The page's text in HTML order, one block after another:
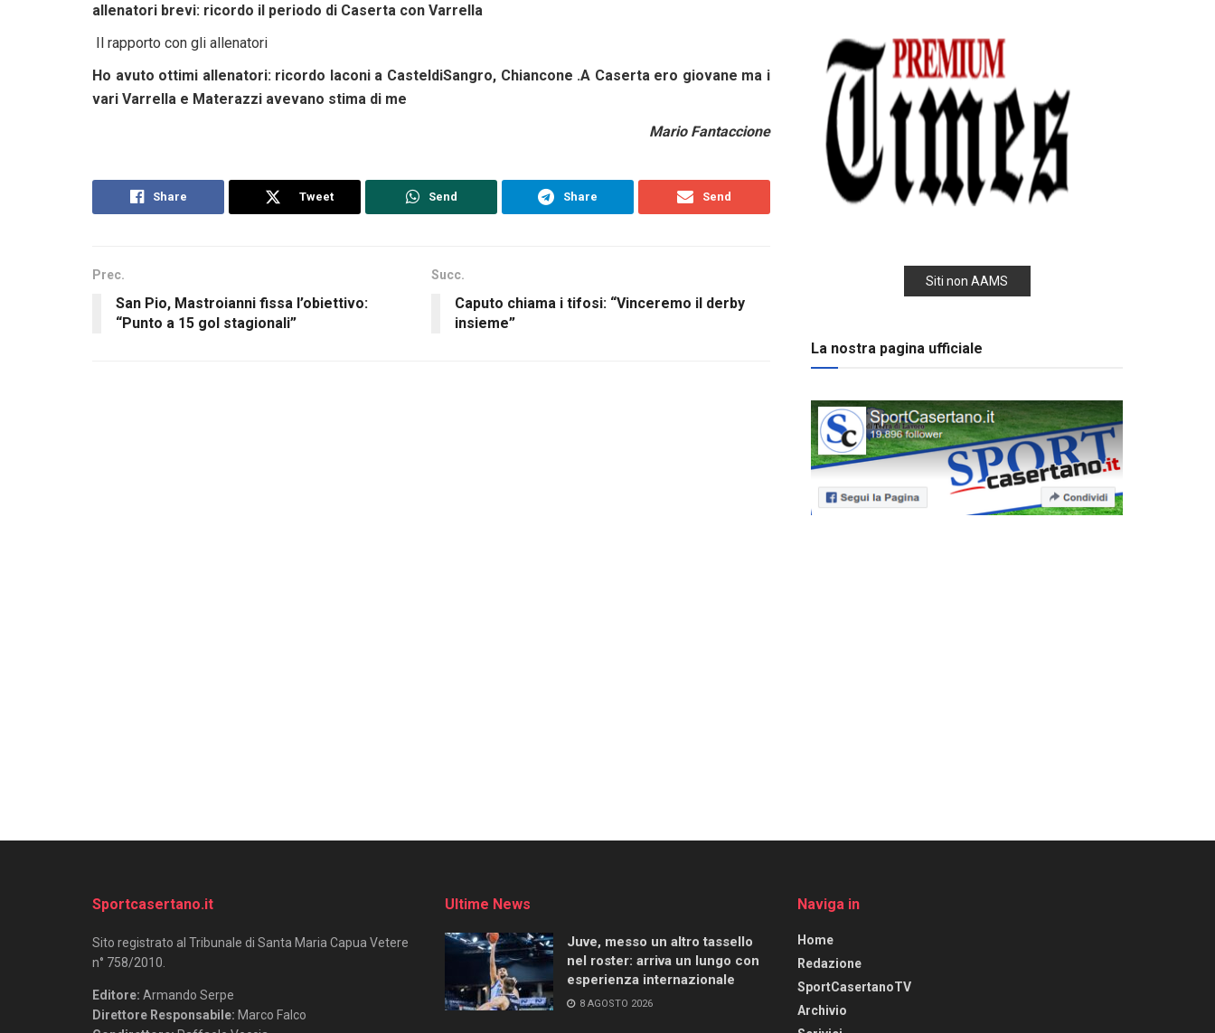
allenatori brevi: ricordo il periodo di Caserta con Varrella
Il rapporto con gli allenatori
Ho avuto ottimi allenatori: ricordo Iaconi a CasteldiSangro, Chiancone .A Caserta ero giovane ma i
vari Varrella e Materazzi avevano stima di me
Mario Fantaccione
Share Tweet Send Share Send
Prec.
San Pio, Mastroianni fissa l’obiettivo:
“Punto a 15 gol stagionali”
Succ.
Caputo chiama i tifosi: “Vinceremo il derby
insieme”
Siti non AAMS
La nostra pagina ufficiale
Sportcasertano.it
Sito registrato al Tribunale di Santa Maria Capua Vetere
n° 758/2010.
Editore: Armando Serpe
Direttore Responsabile: Marco Falco
Ultime News
Juve, messo un altro tassello
nel roster: arriva un lungo con
esperienza internazionale
8 AGOSTO 2026
Naviga in
Home
Redazione
SportCasertanoTV
Archivio